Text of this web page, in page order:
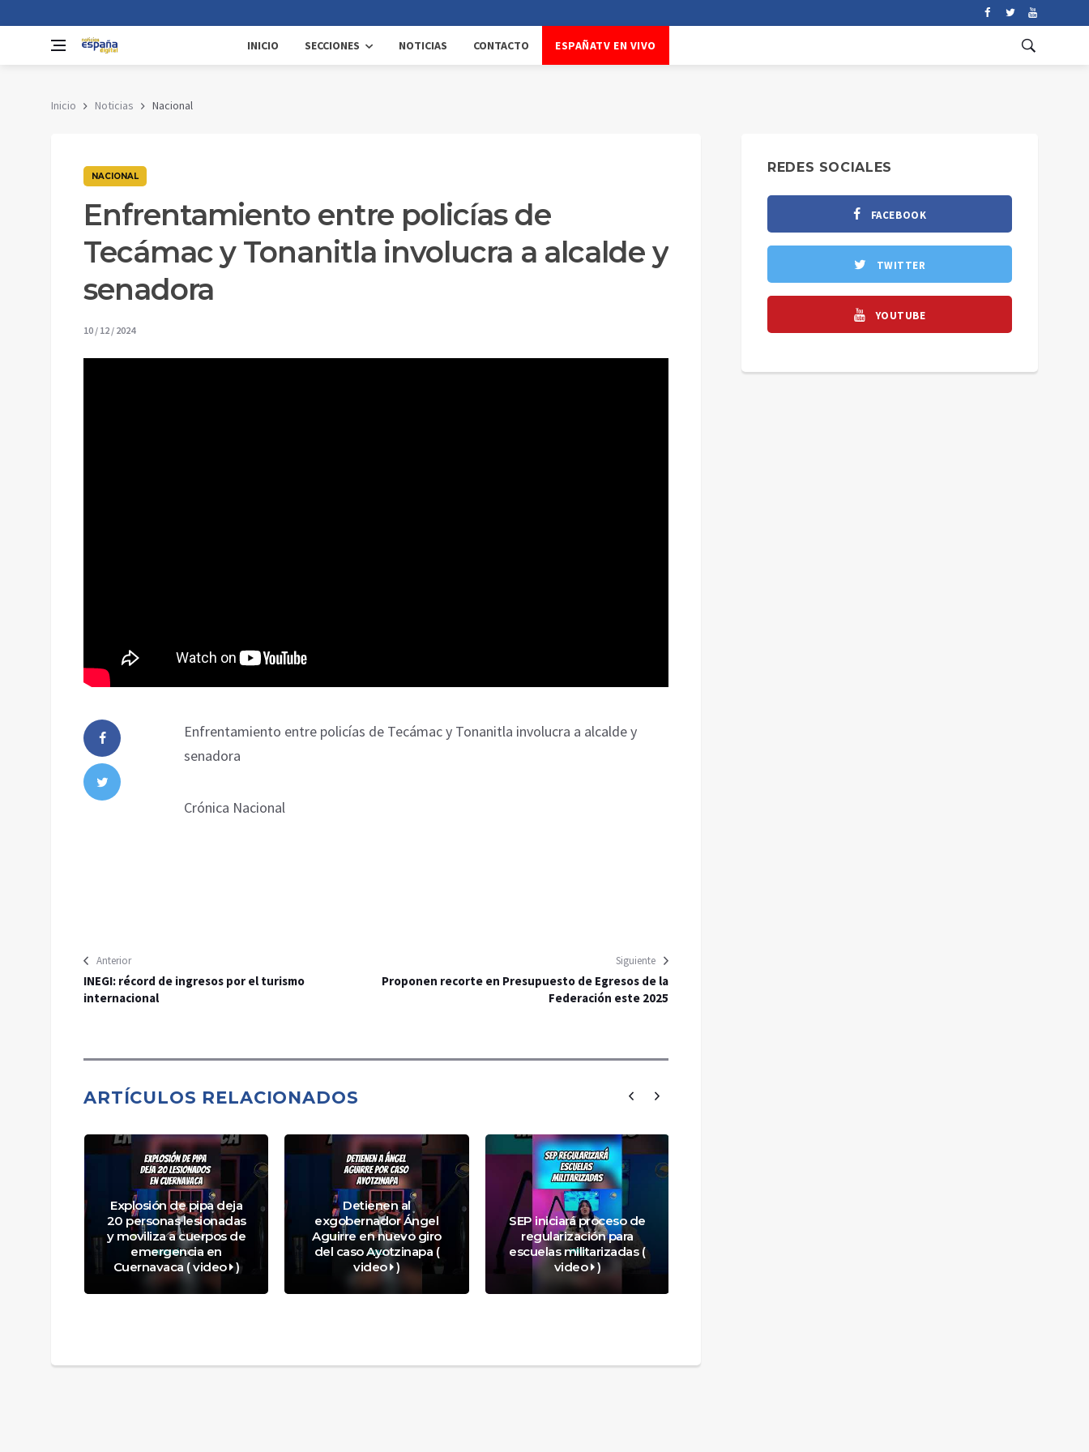
INICIO SECCIONES NOTICIAS CONTACTO ESPAÑATV EN VIVO
Inicio Noticias Nacional
NACIONAL
Enfrentamiento entre policías de
Tecámac y Tonanitla involucra a alcalde y
senadora
10 / 12 / 2024
Enfrentamiento entre policías de Tecámac y Tonanitla involucra a alcalde y
senadora
Crónica Nacional
Anterior
INEGI: récord de ingresos por el turismo
internacional
Siguiente
Proponen recorte en Presupuesto de Egresos de la
Federación este 2025
ARTÍCULOS RELACIONADOS
Explosión de pipa deja
20 personas lesionadas
y moviliza a cuerpos de
emergencia en
Cuernavaca ( video )
Detienen al
exgobernador Ángel
Aguirre en nuevo giro
del caso Ayotzinapa (
video )
SEP iniciará proceso de
regularización para
escuelas militarizadas (
video )
REDES SOCIALES
FACEBOOK
TWITTER
YOUTUBE